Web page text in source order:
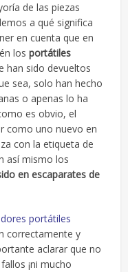
de las piezas
a qué significa
en cuenta que en
losportátiles
han sido devueltos
sea, solo han hecho
o apenas lo ha
es obvio, el
como uno nuevo en
con la etiqueta de
así mismo los
en escaparates de
portátiles
correctamente y
aclarar que no
¡ni mucho